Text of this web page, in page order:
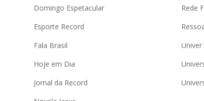
Domingo Espetacular
Esporte Record
Fala Brasil
Hoje em Dia
Jornal da Record
Rede
Univer